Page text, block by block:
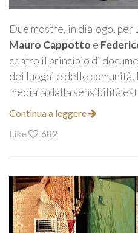
Due mostre, in dialogo, per
Mauro Cappotto e
centro il principio di
dei luoghi e delle
mediata dalla sensibilità
Continua a leggere
Like
682